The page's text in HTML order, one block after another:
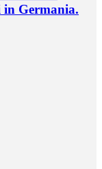
in Germania.